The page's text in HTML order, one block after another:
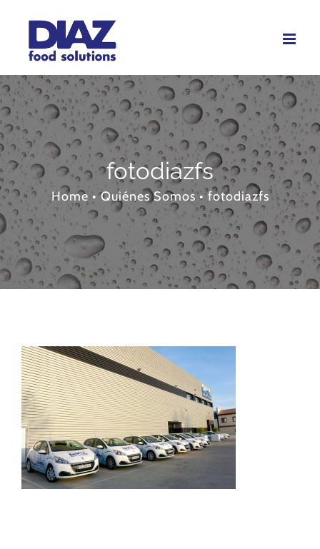
content
fotodiazfs
Home • Quiénes Somos • fotodiazfs